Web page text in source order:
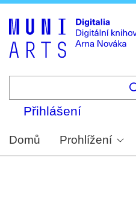
Přihlášení
Domů Prohlížení